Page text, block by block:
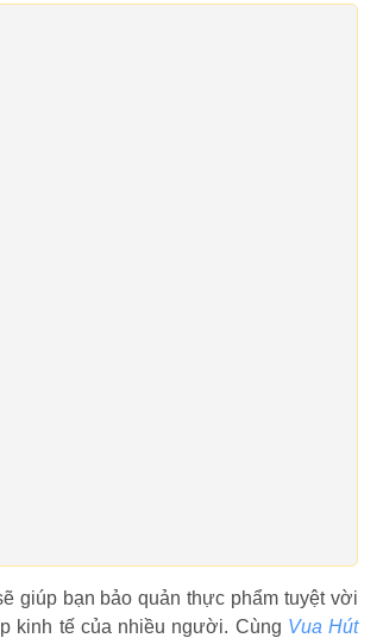
giúp bạn bảo quản thực phẩm tuyệt vời
kinh tế của nhiều người. Cùng Vua Hút